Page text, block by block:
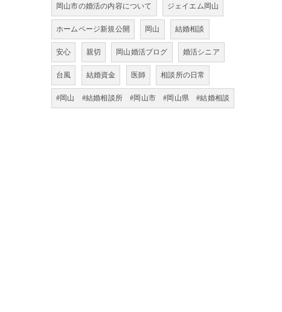
岡山市の婚活の内容について ジェイエム岡山
ホームページ新規公開 岡山 結婚相談
安心 親切 岡山婚活ブログ 婚活シニア
台風 結婚資金 医師 相談所の日常
#岡山 #結婚相談所 #岡山市 #岡山県 #結婚相談